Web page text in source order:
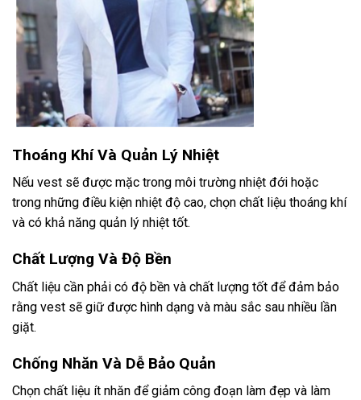
Thoáng Khí Và Quản Lý Nhiệt
Nếu vest sẽ được mặc trong môi trường nhiệt đới hoặc
trong những điều kiện nhiệt độ cao, chọn chất liệu thoáng khí
và có khả năng quản lý nhiệt tốt.
Chất Lượng Và Độ Bền
Chất liệu cần phải có độ bền và chất lượng tốt để đảm bảo
rằng vest sẽ giữ được hình dạng và màu sắc sau nhiều lần
giặt.
Chống Nhăn Và Dễ Bảo Quản
Chọn chất liệu ít nhăn để giảm công đoạn làm đẹp và làm